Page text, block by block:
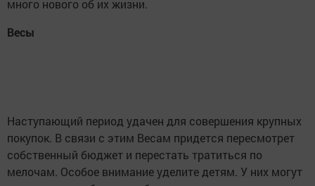
много нового об их жизни.
Весы
Наступающий период удачен для совершения крупных
покупок. В связи с этим Весам придется пересмотрет
собственный бюджет и перестать тратиться по
мелочам. Особое внимание уделите детям. У них могут